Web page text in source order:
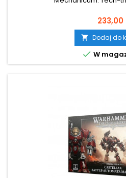
Cena
233,00
 Dodaj do
 W